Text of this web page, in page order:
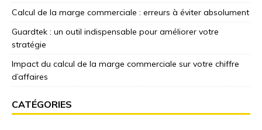
Calcul de la marge commerciale : erreurs à éviter absolument
Guardtek : un outil indispensable pour améliorer votre
stratégie
Impact du calcul de la marge commerciale sur votre chiffre
d’affaires
CATÉGORIES